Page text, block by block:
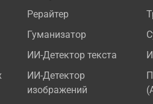
Рерайтер
Гуманизатор
ИИ-Детектор текста
ИИ-Детектор
изображений